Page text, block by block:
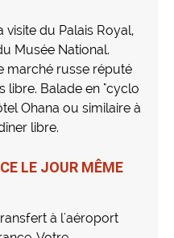
visite du Palais Royal,
Musée National.
marché russe réputé
libre. Balade en "cyclo
Ohana ou similaire à
libre.
LE JOUR MÊME
à l'aéroport